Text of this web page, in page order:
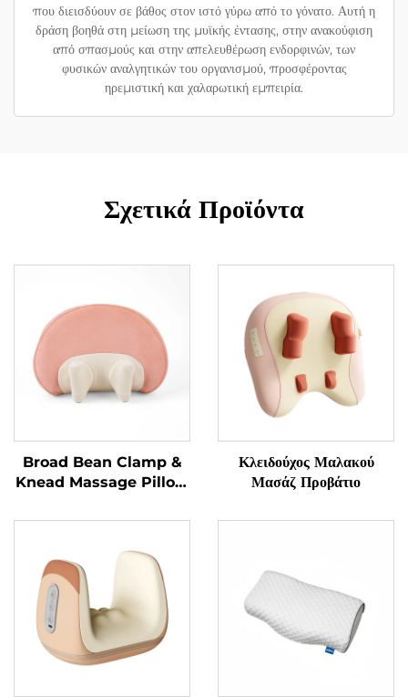
που διεισδύουν σε βάθος στον ιστό γύρω από το γόνατο. Αυτή η
δράση βοηθά στη μείωση της μυϊκής έντασης, στην ανακούφιση
από σπασμούς και στην απελευθέρωση ενδορφινών, των
φυσικών αναλγητικών του οργανισμού, προσφέροντας
ηρεμιστική και χαλαρωτική εμπειρία.
Σχετικά Προϊόντα
Broad Bean Clamp &
Knead Massage Pillow
Κλειδούχος Μαλακού
Μασάζ Προβάτιο